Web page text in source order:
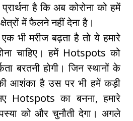
है कि अब कोरोना को हमें
में फैलने नहीं देना है।
भी मरीज बढ़ता है तो ये हमारे
चाहिए। हमें Hotspots को
बरतनी होगी। जिन स्थानों के
आशंका है उस पर भी हमें कड़ी
Hotspots का बनना, हमारे
को और चुनौती देगा। अगले